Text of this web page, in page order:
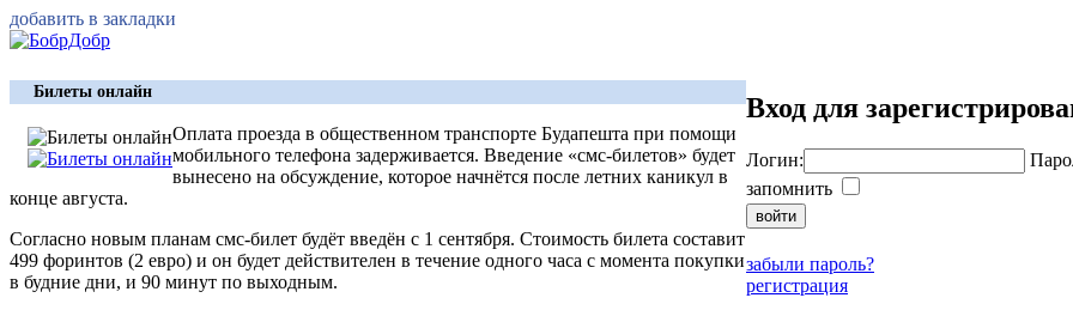
добавить в закладки
Билеты онлайн
Оплата проезда в общественном транспорте Будапешта при помощи
мобильного телефона задерживается. Введение «смс-билетов» будет
вынесено на обсуждение, которое начнётся после летних каникул в
конце августа.
Согласно новым планам смс-билет будёт введён с 1 сентября. Стоимость билета составит
499 форинтов (2 евро) и он будет действителен в течение одного часа с момента покупки
в будние дни, и 90 минут по выходным.
Вход для
Логин:
запомнить
забыли пароль?
регистрация